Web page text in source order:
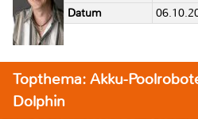
Datum
Topthema: Akku-
Dolphin